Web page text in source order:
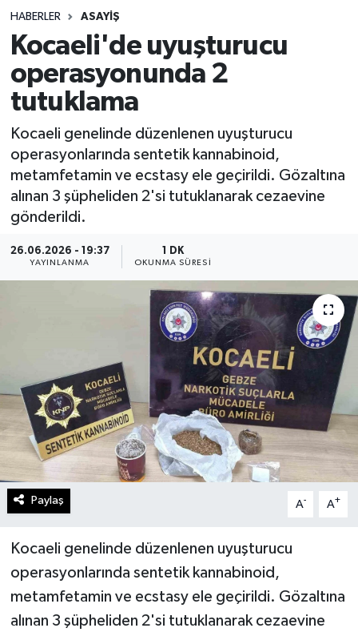
HABERLER ASAYIŞ
Kocaeli'de uyuşturucu
operasyonunda 2
tutuklama
Kocaeli genelinde düzenlenen uyuşturucu
operasyonlarında sentetik kannabinoid,
metamfetamin ve ecstasy ele geçirildi. Gözaltına
alınan 3 şüpheliden 2'si tutuklanarak cezaevine
gönderildi.
26.06.2026 - 19:37
YAYINLANMA
1 DK
OKUNMA SÜRESI
Paylaş A- A+
Kocaeli genelinde düzenlenen uyuşturucu
operasyonlarında sentetik kannabinoid,
metamfetamin ve ecstasy ele geçirildi. Gözaltına
alınan 3 şüpheliden 2'si tutuklanarak cezaevine
Spor
Teknoloji
Yaşam